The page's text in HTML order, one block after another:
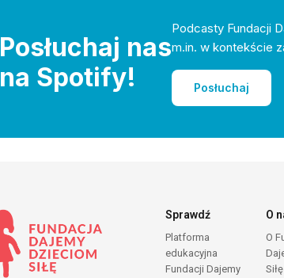
Posłuchaj nas
na Spotify!
Podcasty Fundacji
m.in. w kontekście
Posłuchaj
Sprawdź
Platforma
edukacyjna
Fundacji Dajemy
O
O
Siłę